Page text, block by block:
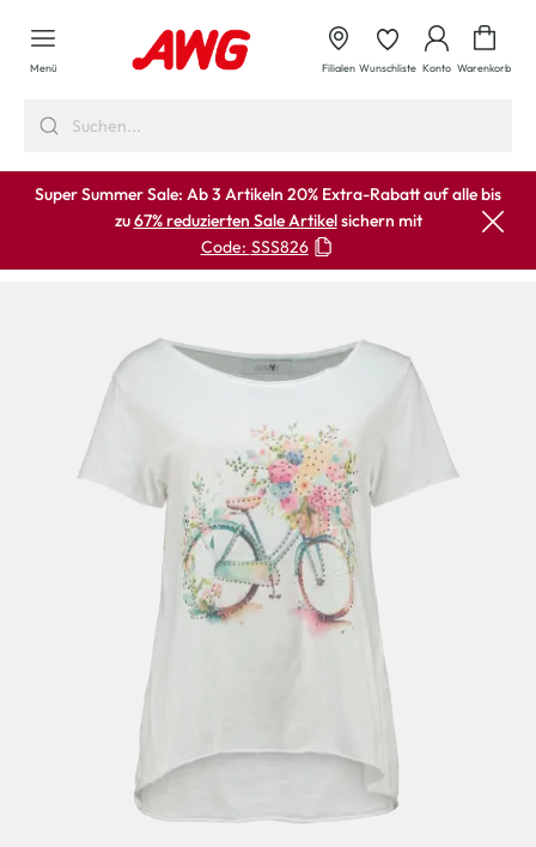
springen
Menü Filialen Wunschliste Konto Warenkorb
Super Summer Sale: Ab 3 Artikeln 20% Extra-Rabatt auf alle bis
zu67% reduzierten Sale Artikelsichern mit
Code: SSS826